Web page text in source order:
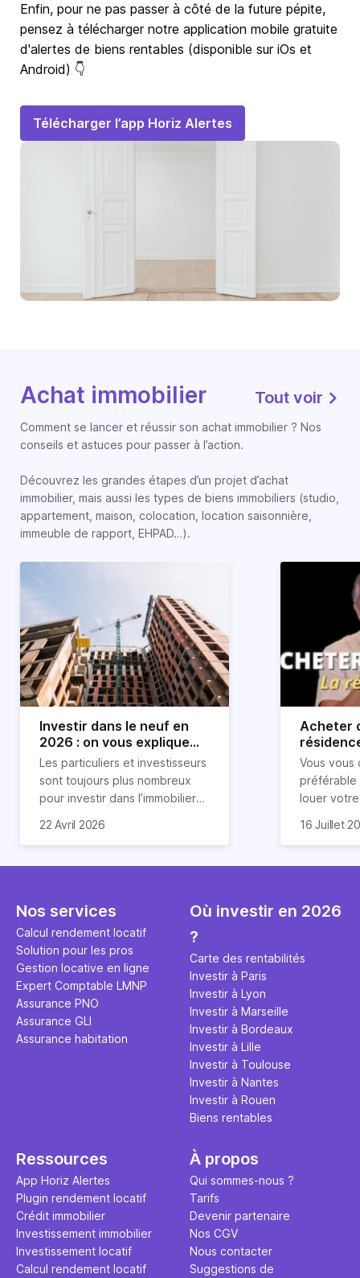
Enfin, pour ne pas passer à côté de la future pépite,
pensez à télécharger notre application mobile gratuite
d'alertes de biens rentables (disponible sur iOs et
Android) 👇
Télécharger l’app Horiz Alertes
Achat immobilier Tout voir
Comment se lancer et réussir son achat immobilier ? Nos
conseils et astuces pour passer à l’action.
Découvrez les grandes étapes d’un projet d’achat
immobilier, mais aussi les types de biens immobiliers (studio,
appartement, maison, colocation, location saisonnière,
immeuble de rapport, EHPAD…).
Investir dans le neuf en
2026 : on vous explique
tout !
Les particuliers et investisseurs
sont toujours plus nombreux
pour investir dans l’immobilier
nombreux avantages à choisir
expliquons tout dans cet
22 Avril 2026
Acheter
règle
révélée
Vous vous
préférable
louer
expert en
règle
ce secret
l'argent
principale
études et
16 Juillet
Nos services
Calcul rendement locatif
Solution pour les pros
Gestion locative en ligne
Expert Comptable LMNP
Assurance PNO
Assurance GLI
Assurance habitation
Où investir en 2026
?
Carte des rentabilités
Investir à Paris
Investir à Lyon
Investir à Marseille
Investir à Bordeaux
Investir à Lille
Investir à Toulouse
Investir à Nantes
Investir à Rouen
Biens rentables
Ressources
App Horiz Alertes
Plugin rendement locatif
Crédit immobilier
Investissement immobilier
Investissement locatif
Calcul rendement locatif
À propos
Qui sommes-nous ?
Tarifs
Devenir partenaire
Nos CGV
Nous contacter
Suggestions de